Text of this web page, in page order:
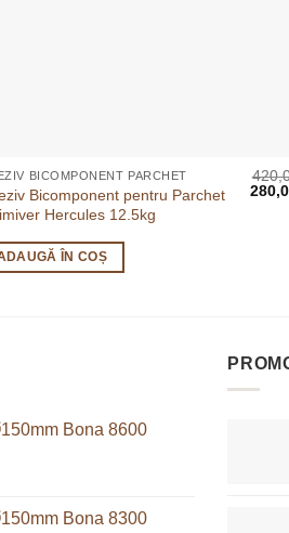
BICOMPONENT PARCHET
Bicomponent pentru Parchet
Hercules 12.5kg
Prețul
ÎN COȘ
Bona 8600
Bona 8300